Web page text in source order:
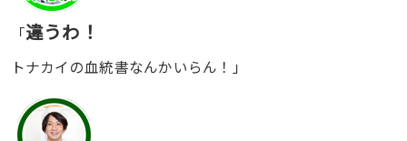
「違うわ！
トナカイの血統書なんかいらん！」